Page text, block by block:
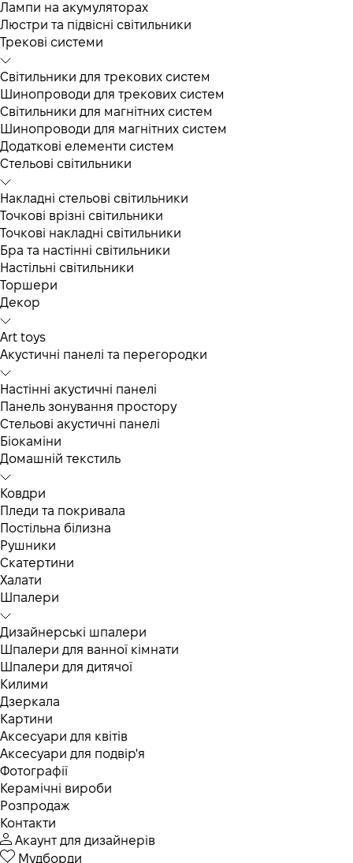
Лампи на акумуляторах
Люстри та підвісні світильники
Трекові системи
Світильники для трекових систем
Шинопроводи для трекових систем
Світильники для магнітних систем
Шинопроводи для магнітних систем
Додаткові елементи систем
Cтельові світильники
Накладні стельові світильники
Точкові врізні світильники
Точкові накладні світильники
Бра та настінні світильники
Настільні світильники
Торшери
Декор
Art toys
Акустичні панелі та перегородки
Настінні акустичні панелі
Панель зонування простору
Стельові акустичні панелі
Біокаміни
Домашній текстиль
Ковдри
Пледи та покривала
Постільна білизна
Рушники
Скатертини
Халати
Шпалери
Дизайнерські шпалери
Шпалери для ванної кімнати
Шпалери для дитячої
Килими
Дзеркала
Картини
Аксесуари для квітів
Аксесуари для подвір'я
Фотографії
Керамічні вироби
Розпродаж
Контакти
Акаунт для дизайнерів
Мудборди